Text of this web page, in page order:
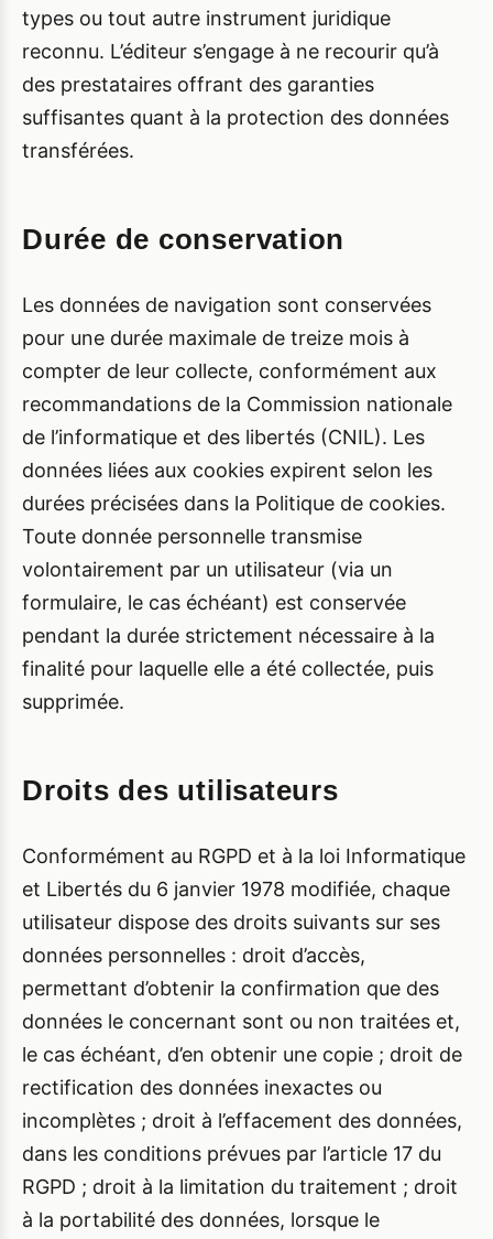
types ou tout autre instrument juridique
reconnu. L’éditeur s’engage à ne recourir qu’à
des prestataires offrant des garanties
suffisantes quant à la protection des données
transférées.
Durée de conservation
Les données de navigation sont conservées
pour une durée maximale de treize mois à
compter de leur collecte, conformément aux
recommandations de la Commission nationale
de l’informatique et des libertés (CNIL). Les
données liées aux cookies expirent selon les
durées précisées dans la Politique de cookies.
Toute donnée personnelle transmise
volontairement par un utilisateur (via un
formulaire, le cas échéant) est conservée
pendant la durée strictement nécessaire à la
finalité pour laquelle elle a été collectée, puis
supprimée.
Droits des utilisateurs
Conformément au RGPD et à la loi Informatique
et Libertés du 6 janvier 1978 modifiée, chaque
utilisateur dispose des droits suivants sur ses
données personnelles : droit d’accès,
permettant d’obtenir la confirmation que des
données le concernant sont ou non traitées et,
le cas échéant, d’en obtenir une copie ; droit de
rectification des données inexactes ou
incomplètes ; droit à l’effacement des données,
dans les conditions prévues par l’article 17 du
RGPD ; droit à la limitation du traitement ; droit
à la portabilité des données, lorsque le